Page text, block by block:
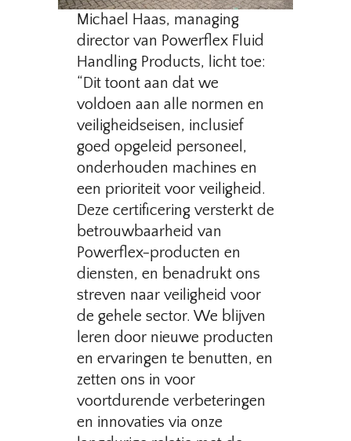
Michael Haas, managing
director van Powerflex Fluid
Handling Products, licht toe:
“Dit toont aan dat we
voldoen aan alle normen en
veiligheidseisen, inclusief
goed opgeleid personeel,
onderhouden machines en
een prioriteit voor veiligheid.
Deze certificering versterkt de
betrouwbaarheid van
Powerflex-producten en
diensten, en benadrukt ons
streven naar veiligheid voor
de gehele sector. We blijven
leren door nieuwe producten
en ervaringen te benutten, en
zetten ons in voor
voortdurende verbeteringen
en innovaties via onze